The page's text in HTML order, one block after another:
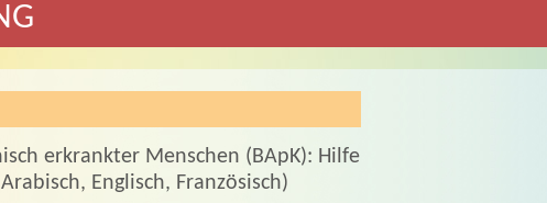
erkrankter Menschen (BApK): Hilfe
Englisch, Französisch)